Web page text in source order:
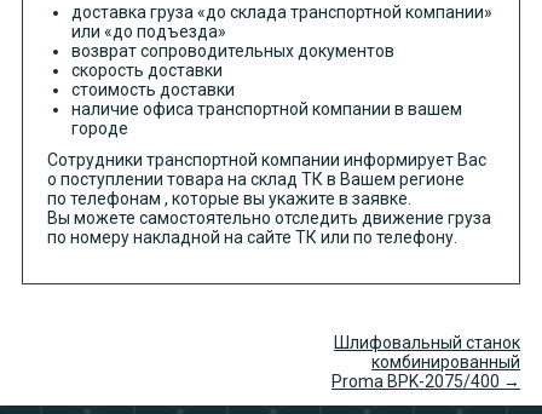
доставка груза «до склада транспортной компании»
или «до подъезда»
возврат сопроводительных документов
скорость доставки
стоимость доставки
наличие офиса транспортной компании в вашем
городе
Сотрудники транспортной компании информирует Вас
о поступлении товара на склад ТК в Вашем регионе
по телефонам , которые вы укажите в заявке.
Вы можете самостоятельно отследить движение груза
по номеру накладной на сайте ТК или по телефону.
Шлифовальный станок
комбинированный
Proma BPK-2075/400 →